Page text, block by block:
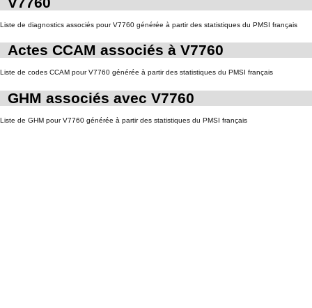
Liste de diagnostics associés pour V7760 générée à partir des statistiques du PMSI français
Actes CCAM associés à V7760
Liste de codes CCAM pour V7760 générée à partir des statistiques du PMSI français
GHM associés avec V7760
Liste de GHM pour V7760 générée à partir des statistiques du PMSI français